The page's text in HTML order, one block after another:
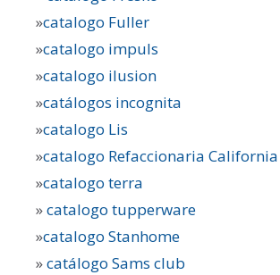
»catalogo Fuller
»catalogo impuls
»catalogo ilusion
»catálogos incognita
»catalogo Lis
»catalogo Refaccionaria California
»catalogo terra
»catalogo tupperware
»catalogo Stanhome
»catálogo Sams club